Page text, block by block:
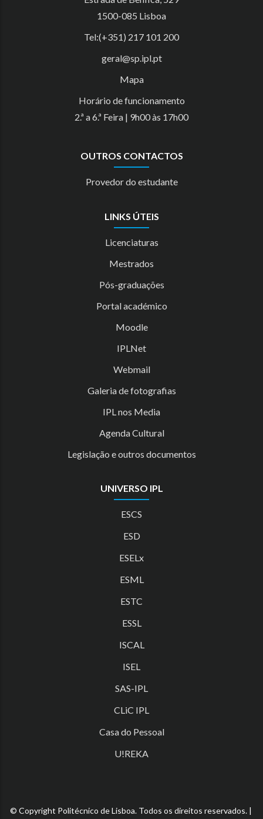
1500-085 Lisboa
Tel:(+351) 217 101 200
geral@sp.ipl.pt
Mapa
Horário de funcionamento
2.ª a 6.ª Feira | 9h00 às 17h00
OUTROS CONTACTOS
Provedor do estudante
LINKS ÚTEIS
Licenciaturas
Mestrados
Pós-graduações
Portal académico
Moodle
IPLNet
Webmail
Galeria de fotografias
IPL nos Media
Agenda Cultural
Legislação e outros documentos
UNIVERSO IPL
ESCS
ESD
ESELx
ESML
ESTC
ESSL
ISCAL
ISEL
SAS-IPL
CLiC IPL
Casa do Pessoal
U!REKA
© Copyright Politécnico de Lisboa. Todos os direitos reservados. |